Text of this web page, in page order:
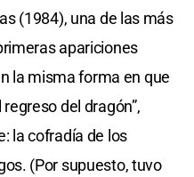
(1984), una de las más
apariciones
la misma forma en que
del dragón”,
la cofradía de los
(Por supuesto, tuvo